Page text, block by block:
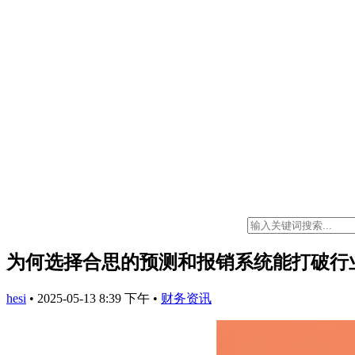
为何选择合思的预测和报销系统能打破行
hesi • 2025-05-13 8:39 下午 • 财务资讯